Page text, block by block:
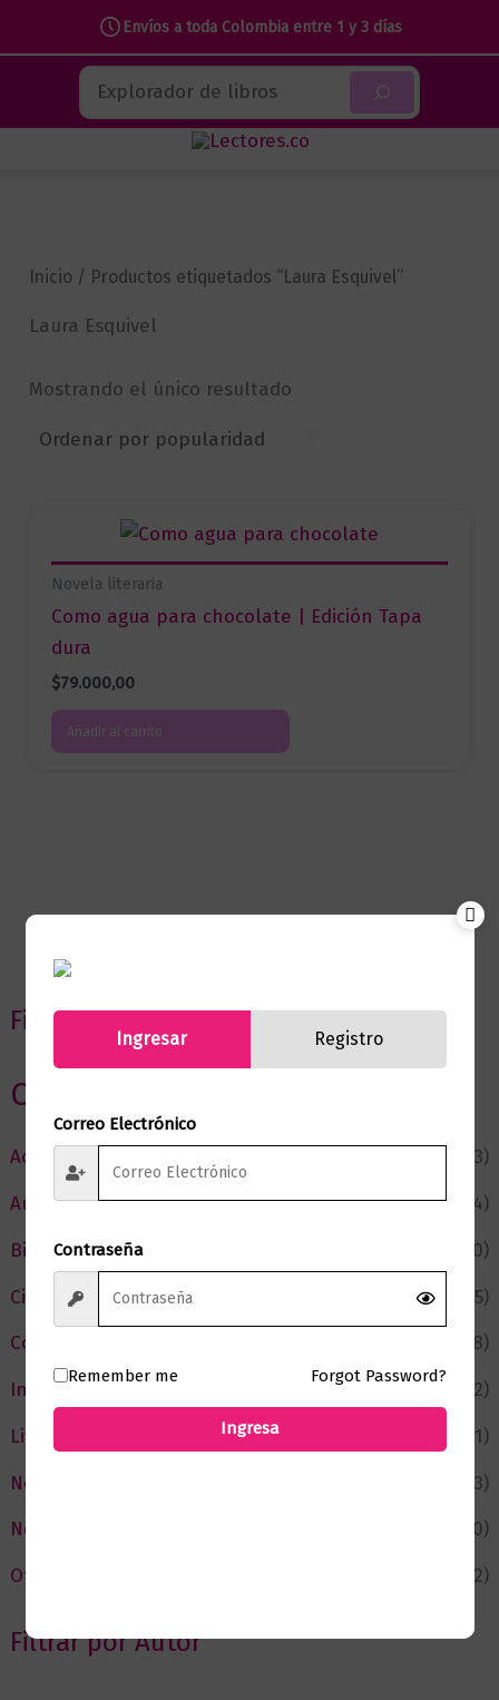
Envíos a toda Colombia entre 1 y 3 días
contenido
Buscar
Filtrar por precio
Categorias
Actualidad
(53)
Autor del Mes
(4)
Bienestar
(230)
Ciencia y Conocimiento
(75)
Cómic y Fantasía
(88)
Infantil y Juvenil
(212)
Literatura
(371)
Negocios
(43)
Novedades
(110)
Ofertas
(12)
Filtrar por Autor
Inicio / Productos etiquetados “Laura Esquivel”
Laura Esquivel
Mostrando el único resultado
Novela literaria
Como agua para chocolate | Edición Tapa
dura
$79.000,00
Añadir al carrito
Ingresar Registro
Correo Electrónico
Contraseña
Remember me Forgot Password?
Ingresa